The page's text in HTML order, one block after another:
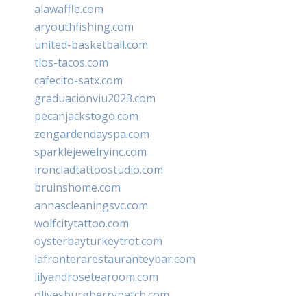
alawaffle.com
aryouthfishing.com
united-basketball.com
tios-tacos.com
cafecito-satx.com
graduacionviu2023.com
pecanjackstogo.com
zengardendayspa.com
sparklejewelryinc.com
ironcladtattoostudio.com
bruinshome.com
annascleaningsvc.com
wolfcitytattoo.com
oysterbayturkeytrot.com
lafronterarestauranteybar.com
lilyandrosetearoom.com